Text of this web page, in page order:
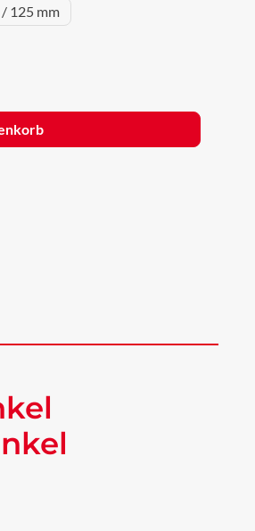
125 mm
gewünschten Wert ein